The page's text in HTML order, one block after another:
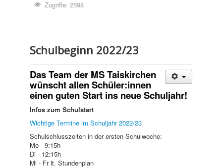
Zugriffe: 2598
Schulbeginn 2022/23
Das Team der MS Taiskirchen
wünscht allen Schüler:innen
einen guten Start ins neue Schuljahr!
Infos zum Schulstart
Wichtige Termine im Schuljahr 2022/23
Schulschlusszeiten in der ersten Schulwoche:
Mo - 9:15h
Di - 12:15h
Mi - Fr lt. Stundenplan